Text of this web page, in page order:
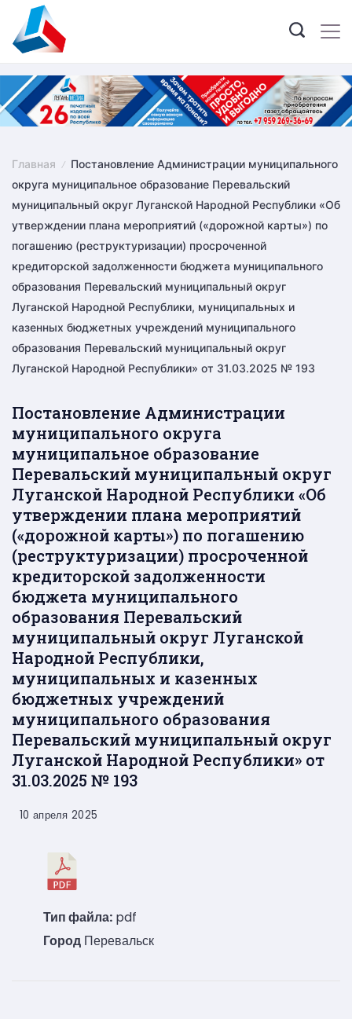
content
Главная
Постановление Администрации муниципального
округа муниципальное образование Перевальский
муниципальный округ Луганской Народной Республики «Об
утверждении плана мероприятий («дорожной карты») по
погашению (реструктуризации) просроченной
кредиторской задолженности бюджета муниципального
образования Перевальский муниципальный округ
Луганской Народной Республики, муниципальных и
казенных бюджетных учреждений муниципального
образования Перевальский муниципальный округ
Луганской Народной Республики» от 31.03.2025 № 193
Постановление Администрации
муниципального округа
муниципальное образование
Перевальский муниципальный округ
Луганской Народной Республики «Об
утверждении плана мероприятий
(«дорожной карты») по погашению
(реструктуризации) просроченной
кредиторской задолженности
бюджета муниципального
образования Перевальский
муниципальный округ Луганской
Народной Республики,
муниципальных и казенных
бюджетных учреждений
муниципального образования
Перевальский муниципальный округ
Луганской Народной Республики» от
31.03.2025 № 193
10 апреля 2025
Тип файла: pdf
Город Перевальск